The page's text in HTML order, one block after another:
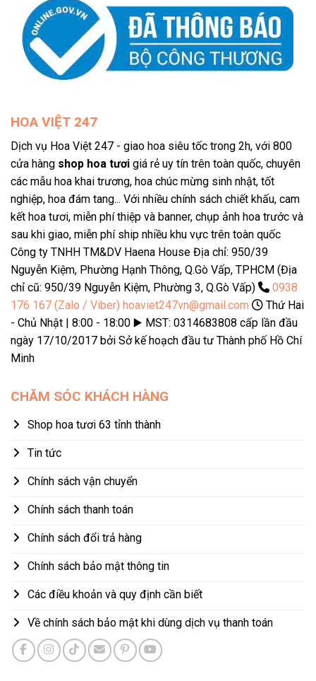
HOA VIỆT 247
Dịch vụ Hoa Việt 247 - giao hoa siêu tốc trong 2h, với 800
cửa hàng shop hoa tươi giá rẻ uy tín trên toàn quốc, chuyên
các mẫu hoa khai trương, hoa chúc mừng sinh nhật, tốt
nghiệp, hoa đám tang... Với nhiều chính sách chiết khấu, cam
kết hoa tươi, miễn phí thiệp và banner, chụp ảnh hoa trước và
sau khi giao, miễn phí ship nhiều khu vực trên toàn quốc
Công ty TNHH TM&DV Haena House Địa chỉ: 950/39
Nguyễn Kiệm, Phường Hạnh Thông, Q.Gò Vấp, TPHCM (Địa
chỉ cũ: 950/39 Nguyễn Kiệm, Phường 3, Q.Gò Vấp)
0938
176 167 (Zalo / Viber) hoaviet247vn@gmail.com
Thứ Hai
- Chủ Nhật | 8:00 - 18:00 ▶️ MST: 0314683808 cấp lần đầu
ngày 17/10/2017 bởi Sở kế hoạch đầu tư Thành phố Hồ Chí
Minh
CHĂM SÓC KHÁCH HÀNG
Shop hoa tươi 63 tỉnh thành
Tin tức
Chính sách vận chuyển
Chính sách thanh toán
Chính sách đổi trả hàng
Chính sách bảo mật thông tin
Các điều khoản và quy định cần biết
Về chính sách bảo mật khi dùng dịch vụ thanh toán